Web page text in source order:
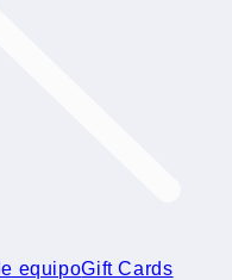
equipoGift Cards